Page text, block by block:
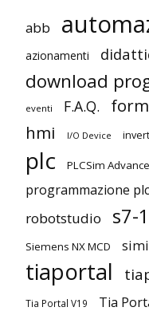
abb
azionamenti
download
eventi F.A.Q.
hmi I/O Device
plc PLCSim
programmazione plc
robotstudio s7-
Siemens NX MCD
tiaportal
Tia Portal V19 Tia